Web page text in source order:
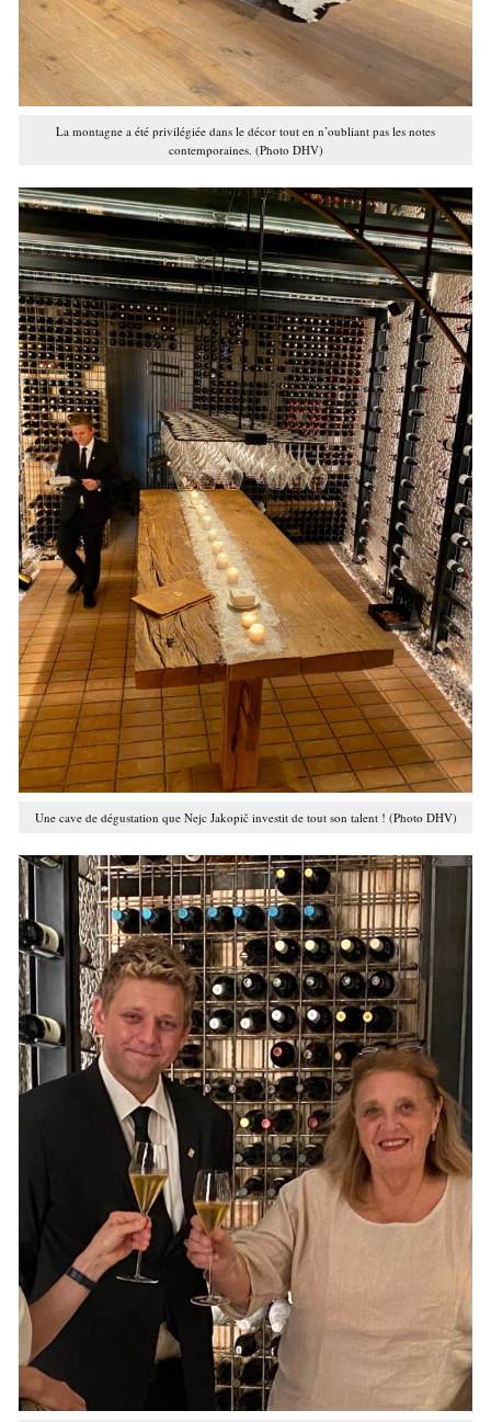
La montagne a été privilégiée dans le décor tout en n’oubliant pas les notes
contemporaines. (Photo DHV)
Une cave de dégustation que Nejc Jakopič investit de tout son talent ! (Photo DHV)